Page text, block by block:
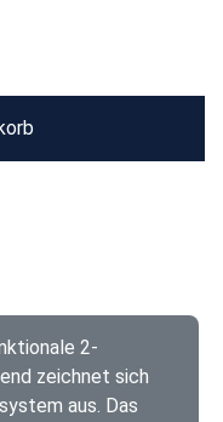
2-
zeichnet sich
aus. Das